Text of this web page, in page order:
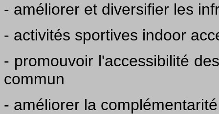
- améliorer et diversifier les
- activités sportives indoor
- promouvoir l'accessibilité
commun
- améliorer la